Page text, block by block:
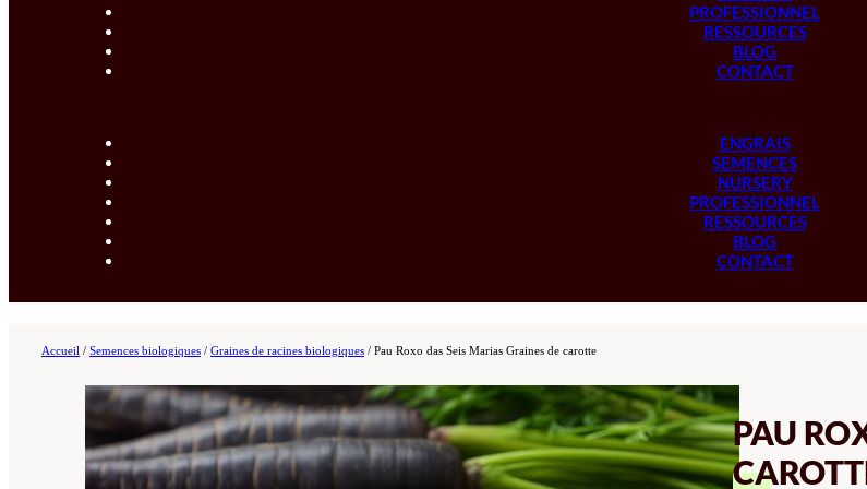
PROFESSIONNEL
RESSOURCES
BLOG
CONTACT
ENGRAIS
SEMENCES
NURSERY
PROFESSIONNEL
RESSOURCES
BLOG
CONTACT
Accueil / Semences biologiques / Graines de racines biologiques / Pau Roxo das Seis Marias Graines de carotte
PAU